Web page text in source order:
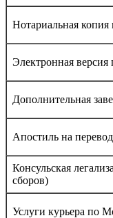
Нотариальная копия
Электронная
Дополнительная
Апостиль на
Консульская
сборов)
Услуги курьера по